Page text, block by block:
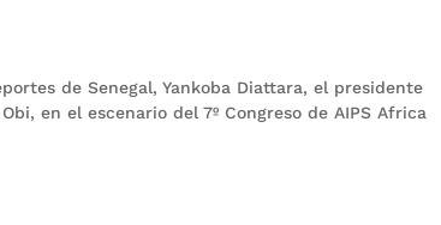
de Senegal, Yankoba Diattara, el presidente
en el escenario del 7º Congreso de AIPS Africa